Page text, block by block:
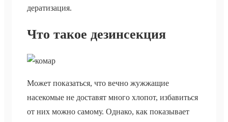
дератизация.
Что такое дезинсекция
Может показаться, что вечно жужжащие
насекомые не доставят много хлопот, избавиться
от них можно самому. Однако, как показывает